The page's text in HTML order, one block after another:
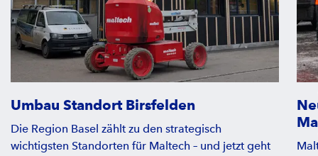
Umbau Standort Birsfelden
Die Region Basel zählt zu den strategisch
wichtigsten Standorten für Maltech – und jetzt geht